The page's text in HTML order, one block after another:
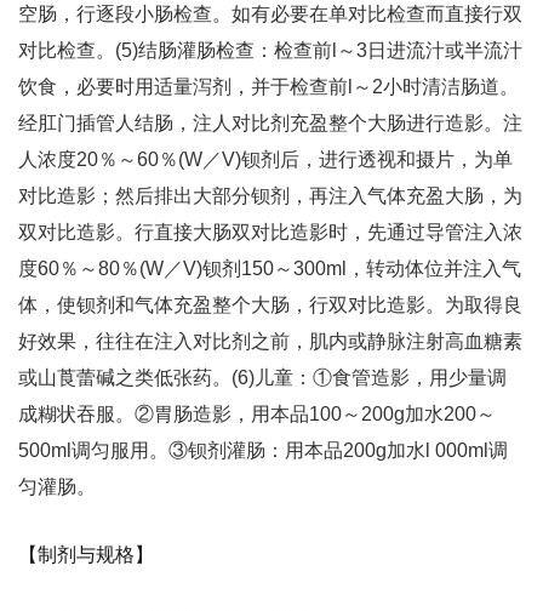
空肠，行逐段小肠检查。如有必要在单对比检查而直接行双
对比检查。(5)结肠灌肠检查：检查前l～3日进流汁或半流汁
饮食，必要时用适量泻剂，并于检查前l～2小时清洁肠道。
经肛门插管人结肠，注人对比剂充盈整个大肠进行造影。注
人浓度20％～60％(W／V)钡剂后，进行透视和摄片，为单
对比造影；然后排出大部分钡剂，再注入气体充盈大肠，为
双对比造影。行直接大肠双对比造影时，先通过导管注入浓
度60％～80％(W／V)钡剂150～300ml，转动体位并注入气
体，使钡剂和气体充盈整个大肠，行双对比造影。为取得良
好效果，往往在注入对比剂之前，肌内或静脉注射高血糖素
或山莨蕾碱之类低张药。(6)儿童：①食管造影，用少量调
成糊状吞服。②胃肠造影，用本品100～200g加水200～
500ml调匀服用。③钡剂灌肠：用本品200g加水l 000ml调
匀灌肠。
【制剂与规格】